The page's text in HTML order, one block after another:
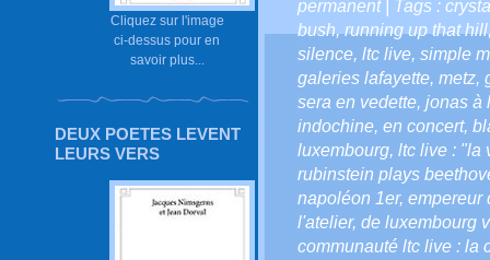
Cliquez sur l'image
ci-dessus pour en
savoir plus...
DEUX POETES LEVENT
LEURS VERS
permanent| Tags :
bush,running up that hill
silence, ltc live, simple
galeries lafayette, metz,
sera en vedette, jonas à
indochine, en concert,
luxembourg, ltc live : "la
rubinstein plays
napoléon 1er, empereur
l'atelier, de luxembourg
communauté ltc live : la